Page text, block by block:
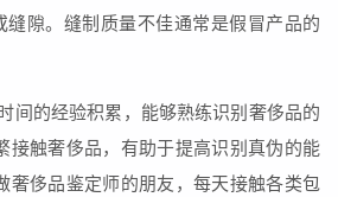
缝隙。缝制质量不佳通常是假冒产品的
间的经验积累，能够熟练识别奢侈品的
接触奢侈品，有助于提高识别真伪的能
奢侈品鉴定师的朋友，每天接触各类包